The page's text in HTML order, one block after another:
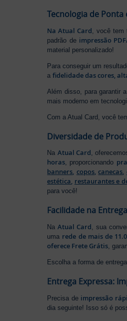
Tecnologia de
Na Atual Card, você tem
padrão de impressão
material personalizado!
Para conseguir um
afidelidade das cores,
Além disso, para garantir
mais moderno em
Com a Atual Card, você
Diversidade de
Na Atual Card,
horas, proporcionando
banners, copos,canecas,
estética, restaurantes e
para você!
Facilidade na
NaAtual Card, sua
uma rede de mais de
oferece Frete Grátis,
Escolha a forma de
Entrega Expressa:
Precisa de impressão
dia seguinte! Isso só é